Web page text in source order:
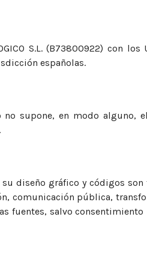
S.L. (B73800922) con
españolas.
supone, en modo alguno,
gráfico y códigos son
comunicación pública,
salvo consentimiento